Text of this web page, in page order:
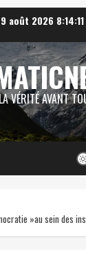
9 août 2026
VÉRITÉ AVANT
»au sein des